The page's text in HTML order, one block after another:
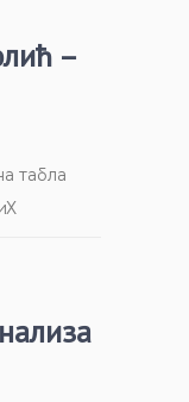
–
табла